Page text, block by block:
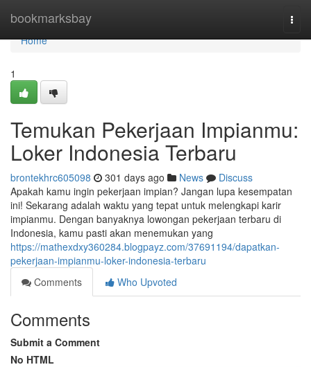
bookmarksbay
Home
Home
1
Temukan Pekerjaan Impianmu:
Loker Indonesia Terbaru
brontekhrc605098 301 days ago News
Discuss
Apakah kamu ingin pekerjaan impian? Jangan lupa kesempatan
ini! Sekarang adalah waktu yang tepat untuk melengkapi karir
impianmu. Dengan banyaknya lowongan pekerjaan terbaru di
Indonesia, kamu pasti akan menemukan yang
https://mathexdxy360284.blogpayz.com/37691194/dapatkan-
pekerjaan-impianmu-loker-indonesia-terbaru
Comments
Who Upvoted
Comments
Submit a Comment
No HTML